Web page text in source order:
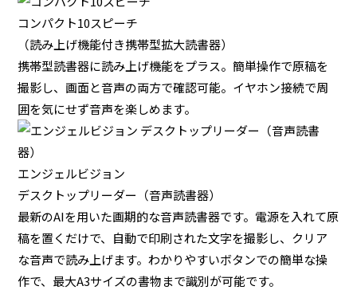
コンパクト10スピーチ
（読み上げ機能付き携帯型拡大読書器）
携帯型読書器に読み上げ機能をプラス。簡単操作で原稿を
撮影し、画面と音声の両方で確認可能。イヤホン接続で周
囲を気にせず音声を楽しめます。
エンジェルビジョン
デスクトップリーダー（音声読書器）
最新のAIを用いた画期的な音声読書器です。電源を入れて原
稿を置くだけで、自動で印刷された文字を撮影し、クリア
な音声で読み上げます。わかりやすいボタンでの簡単な操
作で、最大A3サイズの書物まで識別が可能です。